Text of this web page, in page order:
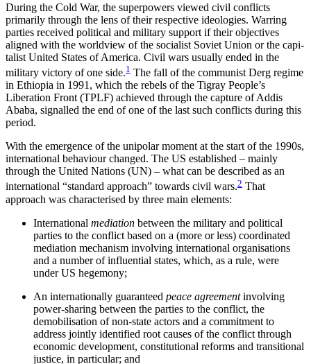
During the Cold War, the superpowers viewed civil conflicts
primarily through the lens of their respective ideologies. Warring
parties received political and military support if their objectives
aligned with the worldview of the socialist Soviet Union or the capi­
talist United States of America. Civil wars usually ended in the
military victory of one side.1 The fall of the communist Derg regime
in Ethiopia in 1991, which the rebels of the Tigray People’s
Liberation Front (TPLF) achieved through the capture of Addis
Ababa, signalled the end of one of the last such conflicts during this
period.
With the emergence of the unipolar moment at the start of the 1990s,
international behaviour changed. The US established – mainly
through the United Nations (UN) – what can be described as an
international “standard approach” towards civil wars.2 That
approach was characterised by three main elements:
International mediation between the military and political
parties to the conflict based on a (more or less) coordinated
mediation mechanism involving international organisations
and a number of in­fluential states, which, as a rule, were
under US hegemony;
An internationally guaranteed peace agreementinvolving
power-sharing between the parties to the conflict, the
demobilisation of non-state actors and a commitment to
address jointly identified root causes of the conflict through
economic development, constitutional reforms and transitional
justice, in particular; and